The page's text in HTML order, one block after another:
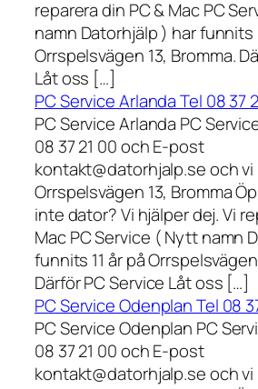
reparera din PC & Mac PC
namn Datorhjälp ) har funnits
Orrspelsvägen 13, Bromma.
Låt oss […]
PC Service Arlanda Tel 08 37
PC Service Arlanda PC
08 37 21 00 och E-post
kontakt@datorhjalp.se och vi
Orrspelsvägen 13, Bromma
inte dator? Vi hjälper dej. Vi
Mac PC Service ( Nytt namn
funnits 11 år på
Därför PC Service Låt oss […]
PC Service Odenplan Tel 08
PC Service Odenplan PC
08 37 21 00 och E-post
kontakt@datorhjalp.se och vi